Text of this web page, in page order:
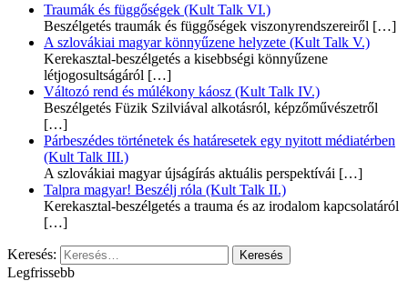
Traumák és függőségek (Kult Talk VI.)
Beszélgetés traumák és függőségek viszonyrendszereiről […]
A szlovákiai magyar könnyűzene helyzete (Kult Talk V.)
Kerekasztal-beszélgetés a kisebbségi könnyűzene
létjogosultságáról […]
Változó rend és múlékony káosz (Kult Talk IV.)
Beszélgetés Füzik Szilviával alkotásról, képzőművészetről
[…]
Párbeszédes történetek és határesetek egy nyitott médiatérben
(Kult Talk III.)
A szlovákiai magyar újságírás aktuális perspektívái […]
Talpra magyar! Beszélj róla (Kult Talk II.)
Kerekasztal-beszélgetés a trauma és az irodalom kapcsolatáról
[…]
Keresés:
Legfrissebb